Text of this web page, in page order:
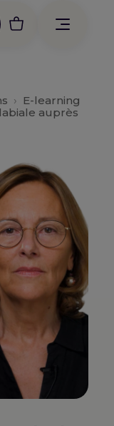
› E-learning
auprès